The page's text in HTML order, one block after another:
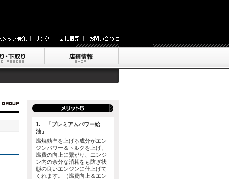
1. 「プレミアムパワー給
油」
燃焼効率を上げる成分がエン
ジンパワー＆トルクを上げ、
燃費の向上に繋がり、エンジ
ン内の余分な消耗をも防ぎ状
態の良いエンジンに仕上げて
くれます。（燃費向上＆エン